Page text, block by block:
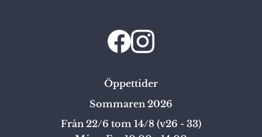
Öppettider
Sommaren 2026
Från 22/6 tom 14/8 (v26 - 33)